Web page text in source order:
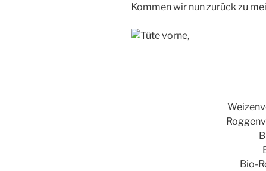
Kommen wir nun zurück zu
Bio-